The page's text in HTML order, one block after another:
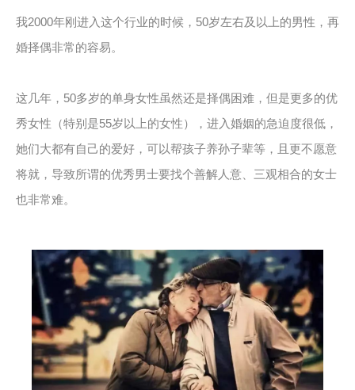
我2000年刚进入这个行业的时候， 50岁左右及以上的男性，再
婚择偶非常的容易。
这几年， 50多岁的单身女性虽然还是择偶困难，但是更多的优
秀女性（特别是55岁以上的女性），进入婚姻的急迫度很低，
她们大都有自己的爱好，可以帮孩子养孙子辈等，且更不愿意
将就，导致所谓的优秀男士要找个善解人意、三观相合的女士
也非常难。